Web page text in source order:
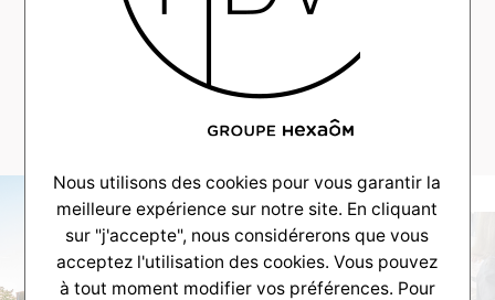
HDV-realisation-
SO9-Montussan-
_0010_DSC_0915
Nous utilisons des cookies pour vous garantir la
meilleure expérience sur notre site. En cliquant
sur "j'accepte", nous considérerons que vous
acceptez l'utilisation des cookies. Vous pouvez
à tout moment modifier vos préférences. Pour